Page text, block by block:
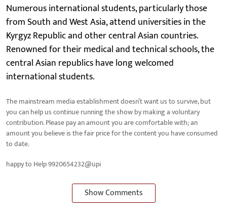
Numerous international students, particularly those
from South and West Asia, attend universities in the
Kyrgyz Republic and other central Asian countries.
Renowned for their medical and technical schools, the
central Asian republics have long welcomed
international students.
The mainstream media establishment doesn’t want us to survive, but
you can help us continue running the show by making a voluntary
contribution. Please pay an amount you are comfortable with; an
amount you believe is the fair price for the content you have consumed
to date.
happy to Help 9920654232@upi
Show Comments